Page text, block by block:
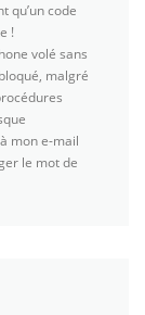
qu’un code
!
volé sans
malgré
mon e-mail
le mot de